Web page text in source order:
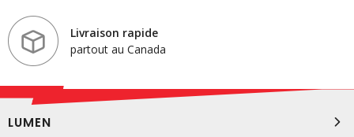
Livraison rapide
partout au Canada
LUMEN